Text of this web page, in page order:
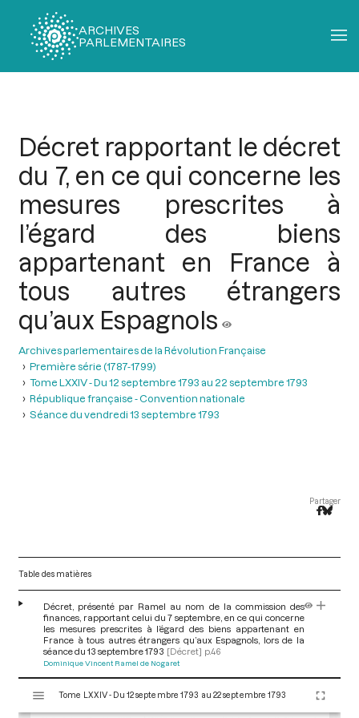
ARCHIVES
PARLEMENTAIRES
Décret rapportant le décret
du 7, en ce qui concerne les
mesures prescrites à
l’égard des biens
appartenant en France à
tous autres étrangers
qu’aux Espagnols
Archives parlementaires de la Révolution Française
Première série (1787-1799)
Tome LXXIV - Du 12 septembre 1793 au 22 septembre 1793
République française - Convention nationale
Séance du vendredi 13 septembre 1793
Partager
Table des matières
Décret, présenté par Ramel au nom de la commission des
finances, rapportant celui du 7 septembre, en ce qui concerne
les mesures prescrites à l’égard des biens appartenant en
France à tous autres étrangers qu’aux Espagnols, lors de la
séance du 13 septembre 1793 [Décret] p.46
Dominique Vincent Ramel de Nogaret
Tome LXXIV - Du 12 septembre 1793 au 22 septembre 1793